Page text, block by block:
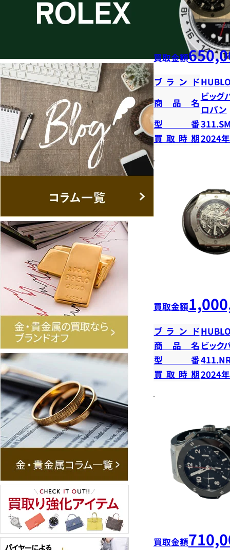
買取金額
ブランド
商品名
ビッ
ロバン
型番
買取時期2024
買取金額
ブランド
商品名 ビック
型番
買取時期2024
買取金額